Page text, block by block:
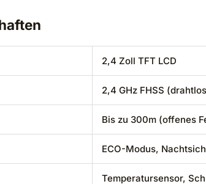
2,4 Zoll TFT LCD
2,4 GHz FHSS
Bis zu 300m (offenes
ECO-Modus,
Temperatursensor,